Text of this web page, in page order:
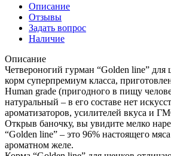
Описание
Отзывы
Задать вопрос
Наличие
Описание
Четвероногий гурман “Golden line”
корм суперпремиум класса,
Human grade (пригодного в пищу
натуральный – в его составе нет
ароматизаторов, усилителей вкуса и
Открыв баночку, вы увидите мелко
“Golden line” – это 96% настоящего
ароматном желе.